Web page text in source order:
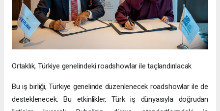
Ortaklık, Türkiye genelindeki roadshowlar ile taçlandırılacak
Bu iş birliği, Türkiye genelinde düzenlenecek roadshowlar ile de
desteklenecek. Bu etkinlikler, Türk iş dünyasıyla doğrudan